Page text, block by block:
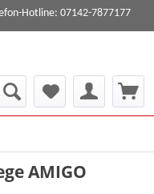
Hotline: 07142-7877177
AMIGO